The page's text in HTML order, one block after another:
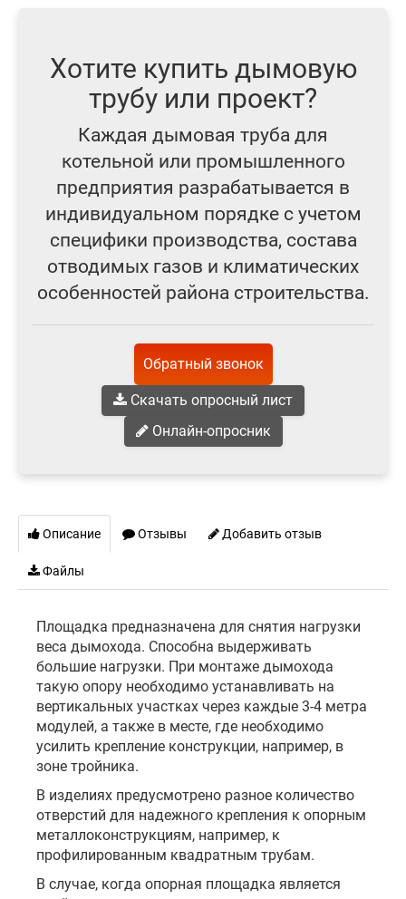
Хотите купить дымовую
трубу или проект?
Каждая дымовая труба для
котельной или промышленного
предприятия разрабатывается в
индивидуальном порядке с учетом
специфики производства, состава
отводимых газов и климатических
особенностей района строительства.
Обратный звонок
Скачать опросный лист
Онлайн-опросник
Описание Отзывы Добавить отзыв
Файлы
Площадка предназначена для снятия нагрузки
веса дымохода. Способна выдерживать
большие нагрузки. При монтаже дымохода
такую опору необходимо устанавливать на
вертикальных участках через каждые 3-4 метра
модулей, а также в месте, где необходимо
усилить крепление конструкции, например, в
зоне тройника.
В изделиях предусмотрено разное количество
отверстий для надежного крепления к опорным
металлоконструкциям, например, к
профилированным квадратным трубам.
В случае, когда опорная площадка является